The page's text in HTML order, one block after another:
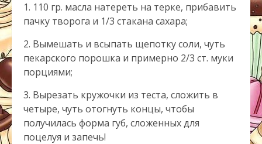
1. 110 гр. масла натереть на терке, прибавить
пачку творога и 1/3 стакана сахара;
2. Вымешать и всыпать щепотку соли, чуть
пекарского порошка и примерно 2/3 ст. муки
порциями;
3. Вырезать кружочки из теста, сложить в
четыре, чуть отогнуть концы, чтобы
получилась форма губ, сложенных для
поцелуя и запечь!